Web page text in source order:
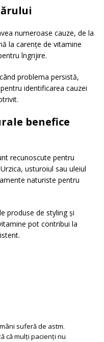
numeroase cauze, de la
la carențe de vitamine
îngrijire.
problema persistă,
identificarea cauzei
benefice
recunoscute pentru
usturoiul sau uleiul
naturiste pentru
produse de styling și
pot contribui la
suferă de astm.
că mulți pacienți nu